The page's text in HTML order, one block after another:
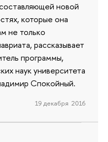
новой
которые она
не только
рассказывает
программы,
наук университета
Спокойный.
19 декабря 2016